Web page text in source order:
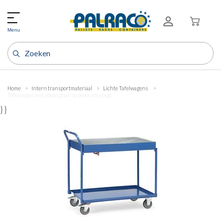
Menu
Home Intern transportmateriaal
Lichte Tafelwagens
Tafelwagen met opvangbak op bovenste etage
} }